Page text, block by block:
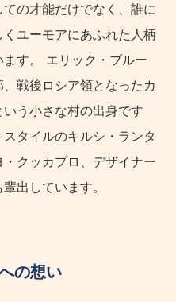
の才能だけでなく、誰に
ユーモアにあふれた人柄
す。 エリック・ブルー
戦後ロシア領となったカ
う小さな村の出身です
タイルのキルシ・ランタ
クッカプロ、デザイナー
出しています。
の想い